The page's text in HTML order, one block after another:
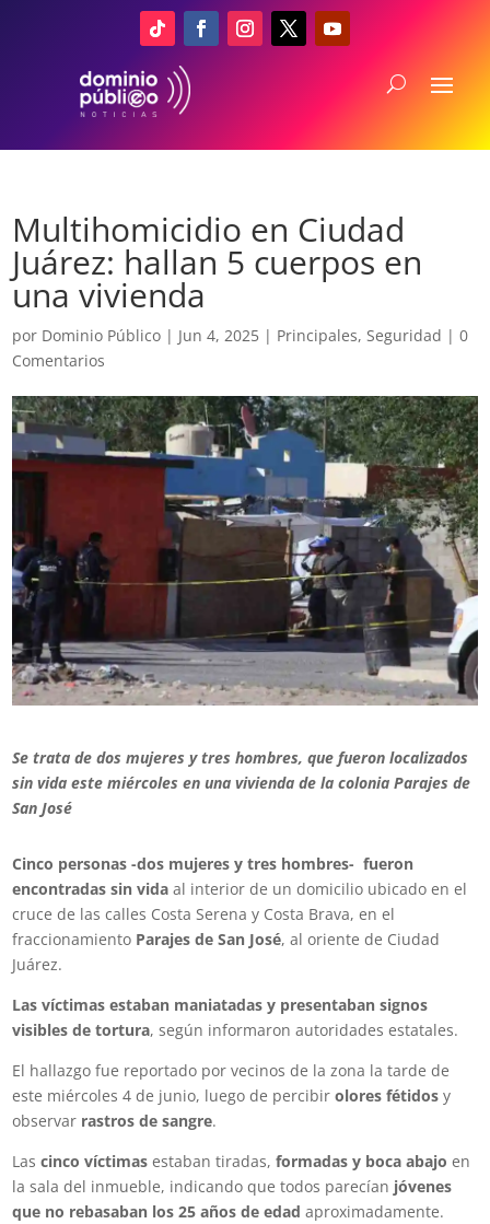
Multihomicidio en Ciudad
Juárez: hallan 5 cuerpos en
una vivienda
por Dominio Público | Jun 4, 2025 | Principales,Seguridad |0
Comentarios
Se trata de dos mujeres y tres hombres, que fueron localizados
sin vida este miércoles en una vivienda de la colonia Parajes de
San José
Cinco personas -dos mujeres y tres hombres- fueron
encontradas sin vida al interior de un domicilio ubicado en el
cruce de las calles Costa Serena y Costa Brava, en el
fraccionamiento Parajes de San José, al oriente de Ciudad
Juárez.
Las víctimas estaban maniatadas y presentaban signos
visibles de tortura, según informaron autoridades estatales.
El hallazgo fue reportado por vecinos de la zona la tarde de
este miércoles 4 de junio, luego de percibir olores fétidos y
observar rastros de sangre.
Lascinco víctimas estaban tiradas,formadas y boca abajo en
la sala del inmueble, indicando que todos parecían jóvenes
que no rebasaban los 25 años de edad aproximadamente.